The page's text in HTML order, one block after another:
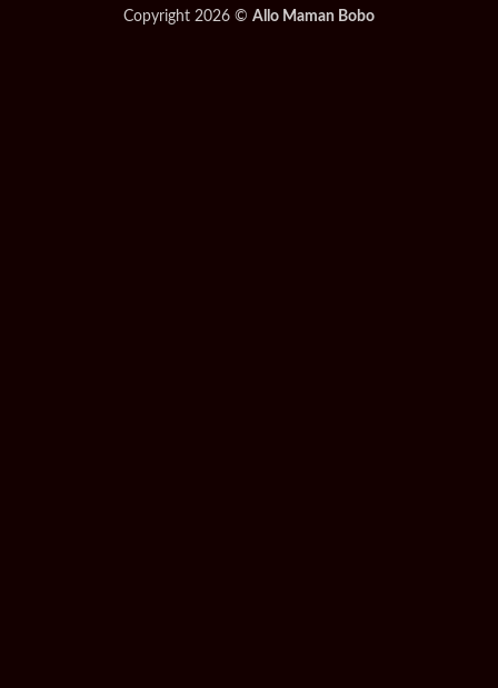
Copyright 2026 © Allo Maman Bobo